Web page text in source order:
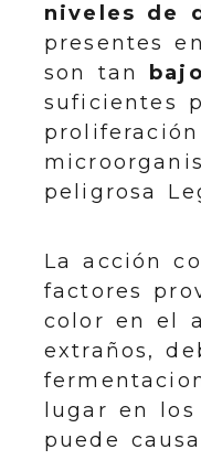
niveles de
presentes
son tan
suficientes
peligrosa
La acción
factores
color en el
extraños,
lugar en
puede